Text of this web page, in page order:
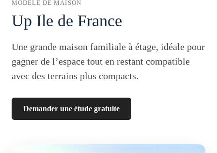
MODÈLE DE MAISON
Up Ile de France
Une grande maison familiale à étage, idéale pour
gagner de l’espace tout en restant compatible
avec des terrains plus compacts.
Demander une étude gratuite